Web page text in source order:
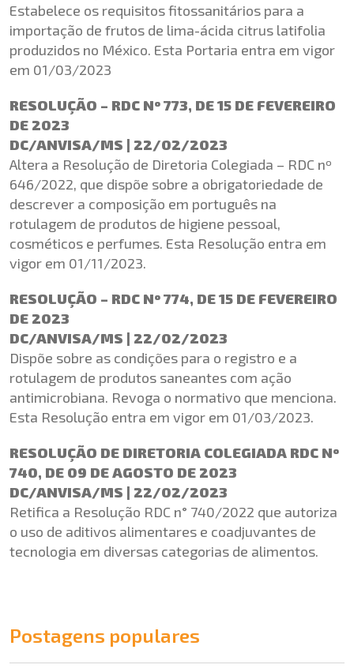
Estabelece os requisitos fitossanitários para a
importação de frutos de lima-ácida citrus latifolia
produzidos no México. Esta Portaria entra em vigor
em 01/03/2023
RESOLUÇÃO – RDC Nº 773, DE 15 DE FEVEREIRO
DE 2023
DC/ANVISA/MS | 22/02/2023
Altera a Resolução de Diretoria Colegiada – RDC nº
646/2022, que dispõe sobre a obrigatoriedade de
descrever a composição em português na
rotulagem de produtos de higiene pessoal,
cosméticos e perfumes. Esta Resolução entra em
vigor em 01/11/2023.
RESOLUÇÃO – RDC Nº 774, DE 15 DE FEVEREIRO
DE 2023
DC/ANVISA/MS | 22/02/2023
Dispõe sobre as condições para o registro e a
rotulagem de produtos saneantes com ação
antimicrobiana. Revoga o normativo que menciona.
Esta Resolução entra em vigor em 01/03/2023.
RESOLUÇÃO DE DIRETORIA COLEGIADA RDC Nº
740, DE 09 DE AGOSTO DE 2023
DC/ANVISA/MS | 22/02/2023
Retifica a Resolução RDC n° 740/2022 que autoriza
o uso de aditivos alimentares e coadjuvantes de
tecnologia em diversas categorias de alimentos.
Postagens populares